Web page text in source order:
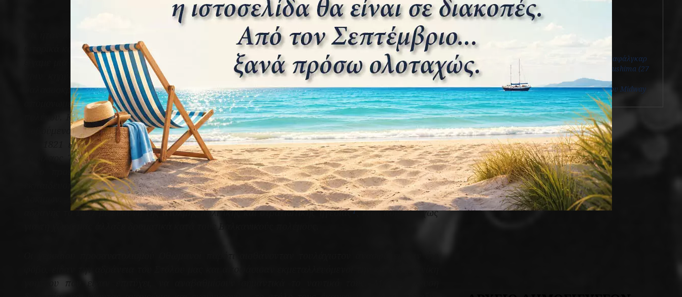
Θα ήταν λάθος, εάν απομονώναμε ιστορικά τους Βαλκανικούς πολέμους από όσα προηγήθηκαν
ιστορικά και τα οποία δεν ήταν πάντα ένδοξα ή νικηφόρα. Δεκαπέντε έτη προ του Α΄ Βαλκανικού
είχαμε μια συντριπτική στρατιωτική ήττα στον περιώνυμο «ατυχή πόλεμο» του 1897. Οι Οθωμανοί
πριν κηρύξουν τον πόλεμο αισθανόμενοι δέος για την αδιάλειπτη και αναμφίβολη ελληνική
θαλασσοκρατία στο Αιγαίο φρόντισαν να μεταφέρουν δια θαλάσσης ενισχύσεις στις
απομονωμένες περιοχές. Την Κρήτη την ενίσχυαν σχεδόν επί τρίμηνο πριν την έναρξη του
πολέμου. Κατά τη διάρκειά του, οι Οθωμανοί παρέμειναν εντός των Στενών των Δαρδανελίων,
φοβούμενοι τυχόν αναμέτρηση με τον ελληνικό στόλο. Σίγουρα οι εμπειρίες της επαναστάσεως
του 1821 επηρέασαν τους αντιπάλους μας, όμως ο κύριος λόγος του φόβου τους ήταν ότι ο
Χαρίλαος Τρικούπης, γαλουχημένος από το νονό του και μέγα ναύαρχο, Ανδρέα Μιαούλη, όχι
μόνο προέβη σε πρόσκτηση νεότευκτων μονάδων, αλλά και έδωσε έμφαση στη ναυτική
εκπαίδευση με την ίδρυση και οργάνωση Ναυτικών Σχολών, προεξαρχούσης της Σχολής Ναυτικών
Δοκίμων. Δυστυχώς και περιέργως, ο Ελληνικός Στόλος παρέμεινε όπως και ο αντίπαλός του
αδρανής το 1897 με ευθύνη της άτολμης πολιτικής και στρατιωτικής ηγεσίας1, κάτι που ευτυχώς
γοήτρου που είχαν επιτύχει, να αναβαθμίσουν σημαντικά το ναυτικό τους. Με παρέλευση
View all posts
Πρόσφατα άρθρα
Η ναυμαχία του Τραφάλγκαρ
H ναυμαχία της Tsushima (27
Μαΐου 1905)
Η αεροναυμαχία του Midway